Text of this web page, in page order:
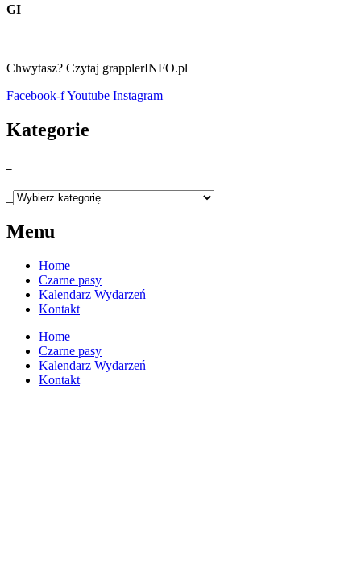
GI
Chwytasz? Czytaj grapplerINFO.pl
Facebook-fYoutube Instagram
Kategorie
Menu
Home
Czarne pasy
Kalendarz Wydarzeń
Kontakt
Home
Czarne pasy
Kalendarz Wydarzeń
Kontakt